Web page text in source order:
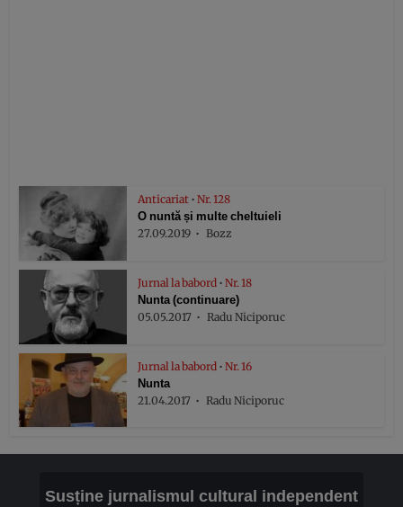
Anticariat • Nr. 128
O nuntă și multe cheltuieli
27.09.2019
Bozz
Jurnal la babord • Nr. 18
Nunta (continuare)
05.05.2017
Radu Niciporuc
Jurnal la babord • Nr. 16
Nunta
21.04.2017
Radu Niciporuc
Susține jurnalismul cultural independent